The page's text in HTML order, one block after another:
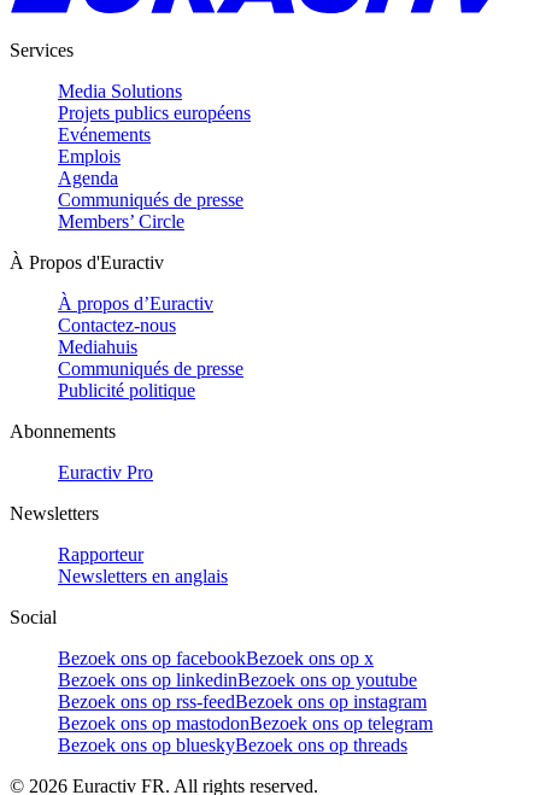
Services
Media Solutions
Projets publics européens
Evénements
Emplois
Agenda
Communiqués de presse
Members’ Circle
À Propos d'Euractiv
À propos d’Euractiv
Contactez-nous
Mediahuis
Communiqués de presse
Publicité politique
Abonnements
Euractiv Pro
Newsletters
Rapporteur
Newsletters en anglais
Social
Bezoek ons op facebookBezoek ons op x
Bezoek ons op linkedinBezoek ons op youtube
Bezoek ons op rss-feedBezoek ons op instagram
Bezoek ons op mastodonBezoek ons op telegram
Bezoek ons op blueskyBezoek ons op threads
© 2026 Euractiv FR. All rights reserved.